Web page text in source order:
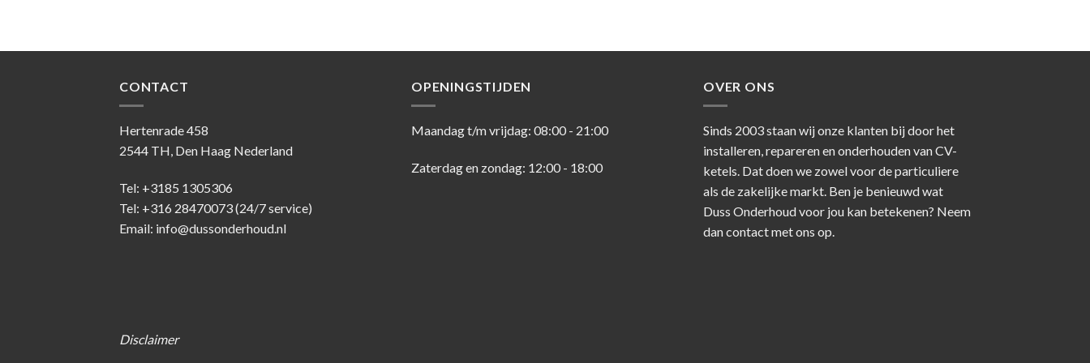
CONTACT
Hertenrade 458
2544 TH, Den Haag Nederland
Tel: +3185 1305306
Tel: +316 28470073 (24/7 service)
Email: info@dussonderhoud.nl
Disclaimer
OPENINGSTIJDEN
Maandag t/m vrijdag: 08:00 - 21:00
Zaterdag en zondag: 12:00 - 18:00
OVER ONS
Sinds 2003 staan wij onze klanten bij door het
installeren, repareren en onderhouden van CV-
ketels. Dat doen we zowel voor de particuliere
als de zakelijke markt. Ben je benieuwd wat
Duss Onderhoud voor jou kan betekenen? Neem
dancontactmet ons op.